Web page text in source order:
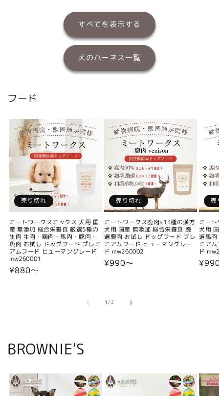
すべてを表示する
犬のハーネス一覧
フード
売り切れ
ミートワークスミックス 犬用 国
産 無添加 総合栄養食 厳選5種の
生肉 牛肉・鶏肉・馬肉・豚肉・
魚肉 お試し ドッグフード プレミ
アムフード ヒューマングレード
mw260001
通
¥880〜
売り切れ
ミートワークス鹿肉×13種の漢方
犬用 国産 無添加 総合栄養食 厳
選鹿肉 お試し ドッグフード プレ
ミアムフード ヒューマングレー
ド mw260002
通
¥990〜
売
ミー
犬用
選馬
ミア
ド
通
1/の
2
BROWNIE'S